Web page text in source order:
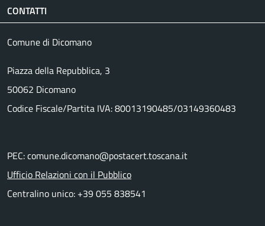
CONTATTI
Comune di Dicomano
Piazza della Repubblica, 3
50062 Dicomano
Codice Fiscale/Partita IVA: 80013190485/03149360483
PEC: comune.dicomano@postacert.toscana.it
Ufficio Relazioni con il Pubblico
Centralino unico: +39 055 838541